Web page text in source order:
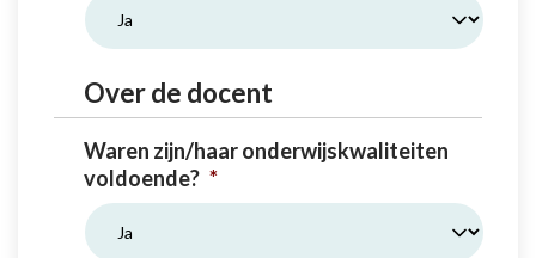
Over de docent
Waren zijn/haar onderwijskwaliteiten
voldoende? *